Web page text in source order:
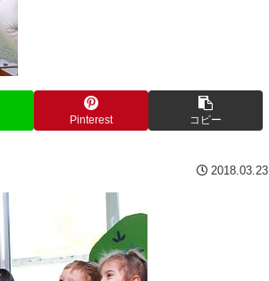
Pinterest コピー
2018.03.23